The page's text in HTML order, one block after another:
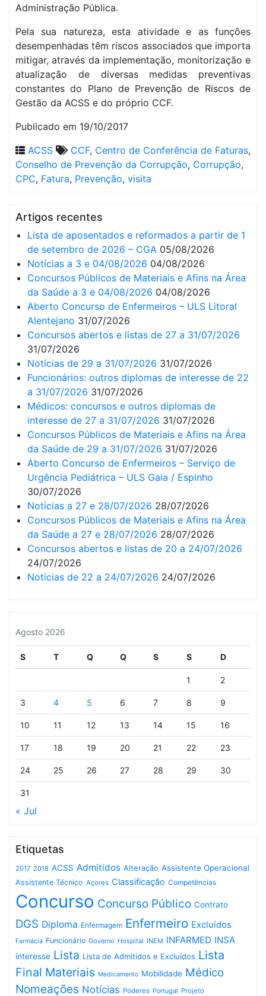
Administração Pública.
Pela sua natureza, esta atividade e as funções
desempenhadas têm riscos associados que importa
mitigar, através da implementação, monitorização e
atualização de diversas medidas preventivas
constantes do Plano de Prevenção de Riscos de
Gestão da ACSS e do próprio CCF.
Publicado em 19/10/2017
ACSS
CCF, Centro de Conferência de Faturas,
Conselho de Prevenção da Corrupção, Corrupção,
CPC, Fatura, Prevenção, visita
Artigos recentes
Lista de aposentados e reformados a partir de 1
de setembro de 2026 – CGA 05/08/2026
Notícias a 3 e 04/08/2026 04/08/2026
Concursos Públicos de Materiais e Afins na Área
da Saúde a 3 e 04/08/2026 04/08/2026
Aberto Concurso de Enfermeiros – ULS Litoral
Alentejano 31/07/2026
Concursos abertos e listas de 27 a 31/07/2026
31/07/2026
Notícias de 29 a 31/07/2026 31/07/2026
Funcionários: outros diplomas de interesse de 22
a 31/07/2026 31/07/2026
Médicos: concursos e outros diplomas de
interesse de 27 a 31/07/2026 31/07/2026
Concursos Públicos de Materiais e Afins na Área
da Saúde de 29 a 31/07/2026 31/07/2026
Aberto Concurso de Enfermeiros – Serviço de
Urgência Pediátrica – ULS Gaia / Espinho
30/07/2026
Notícias a 27 e 28/07/2026 28/07/2026
Concursos Públicos de Materiais e Afins na Área
da Saúde a 27 e 28/07/2026 28/07/2026
Concursos abertos e listas de 20 a 24/07/2026
24/07/2026
Notícias de 22 a 24/07/2026 24/07/2026
Agosto 2026
S T Q Q S S D
1 2
3 4 5 6 7 8 9
10 11 12 13 14 15 16
17 18 19 20 21 22 23
24 25 26 27 28 29 30
31
« Jul
Etiquetas
2017 2018 ACSS Admitidos Alteração Assistente Operacional
Assistente Técnico Açores Classificação Competências
Concurso Concurso Público Contrato
DGS Diploma Enfermagem Enfermeiro Excluídos
Farmácia Funcionário Governo Hospital INEM INFARMED INSA
interesse Lista Lista de Admitidos e Excluídos Lista
Final Materiais Medicamento Mobilidade Médico
Nomeações Notícias Poderes Portugal Projeto